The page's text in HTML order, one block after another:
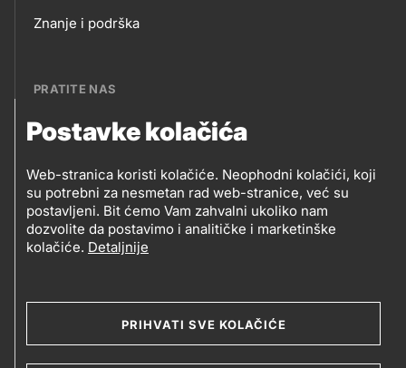
Postavke kolačića
Web-stranica koristi kolačiće. Neophodni kolačići, koji
su potrebni za nesmetan rad web-stranice, već su
postavljeni. Bit ćemo Vam zahvalni ukoliko nam
dozvolite da postavimo i analitičke i marketinške
kolačiće. Detaljnije
PRIHVATI SVE KOLAČIĆE
Footer
Znanje i podrška
PRATITE NAS
PRATITE
NAS
Petrol BH Oil Company, d.o.o.
Džemala Bijedića 202, 71210 Ilidža, Sarajevo
Social
media
2019-2026 Petrol BH Oil Company d.o.o. i Petrol d.d.,